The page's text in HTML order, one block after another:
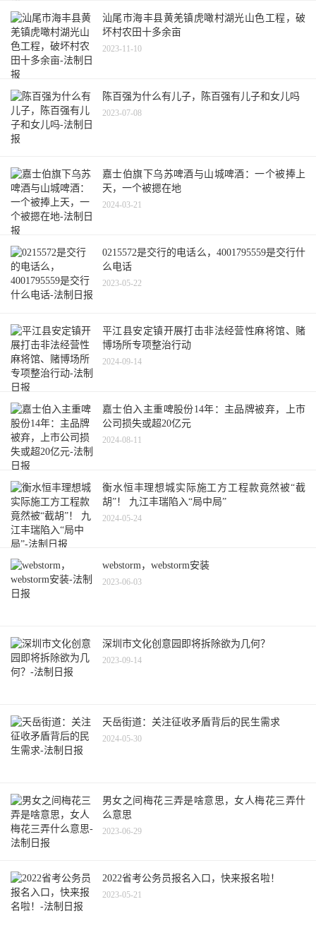
汕尾市海丰县黄羌镇虎噉村湖光山色工程，破
坏村农田十多余亩
2023-11-10
陈百强为什么有儿子，陈百强有儿子和女儿吗
2023-07-08
嘉士伯旗下乌苏啤酒与山城啤酒：一个被捧上
天，一个被摁在地
2024-03-21
0215572是交行的电话么，4001795559是交行什
么电话
2023-05-22
平江县安定镇开展打击非法经营性麻将馆、赌
博场所专项整治行动
2024-09-14
嘉士伯入主重啤股份14年：主品牌被弃，上市
公司损失或超20亿元
2024-08-11
衡水恒丰理想城实际施工方工程款竟然被“截
胡”！ 九江丰瑞陷入“局中局”
2024-05-24
webstorm，webstorm安装
2023-06-03
深圳市文化创意园即将拆除欲为几何？
2023-09-14
天岳街道：关注征收矛盾背后的民生需求
2024-05-30
男女之间梅花三弄是啥意思，女人梅花三弄什
么意思
2023-06-29
2022省考公务员报名入口，快来报名啦！
2023-05-21